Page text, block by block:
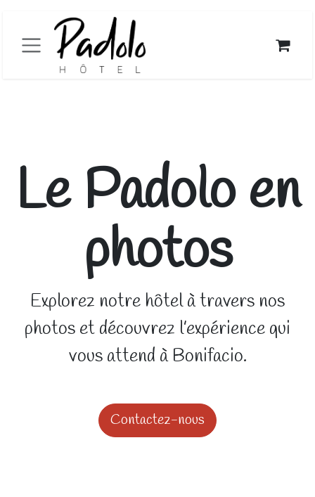
Le Padolo en
photos
Explorez notre hôtel à travers nos
photos et découvrez l’expérience qui
vous attend à Bonifacio.
Contactez-nous